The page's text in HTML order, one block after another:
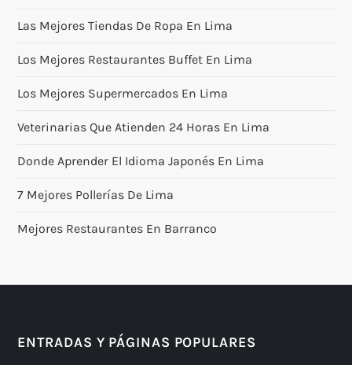
Las Mejores Tiendas De Ropa En Lima
Los Mejores Restaurantes Buffet En Lima
Los Mejores Supermercados En Lima
Veterinarias Que Atienden 24 Horas En Lima
Donde Aprender El Idioma Japonés En Lima
7 Mejores Pollerías De Lima
Mejores Restaurantes En Barranco
ENTRADAS Y PÁGINAS POPULARES